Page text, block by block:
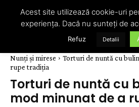
Nunți și mirese
Torturi de nuntă cu
rupe tradiția
Torturi de nuntă cu
mod minunat de a
Acest site utilizează cookie-uri
experiența. Dacă nu sunteți de
Refuz Detalii